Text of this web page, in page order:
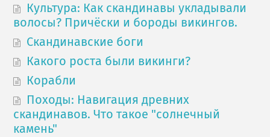
Культура: Как скандинавы укладывали
волосы? Причёски и бороды викингов.
Скандинавские боги
Какого роста были викинги?
Корабли
Походы: Навигация древних
скандинавов. Что такое "солнечный
камень"